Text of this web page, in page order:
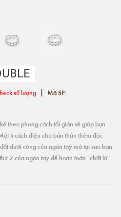
số lượng | Mã SP:
theo phong cách tối giản sẽ giúp bạn
tí cách điệu cho bản thân thêm độc
dưới cùng của ngón tay mà tại sao bạn
2 của ngón tay để hoàn toàn "chất lừ"